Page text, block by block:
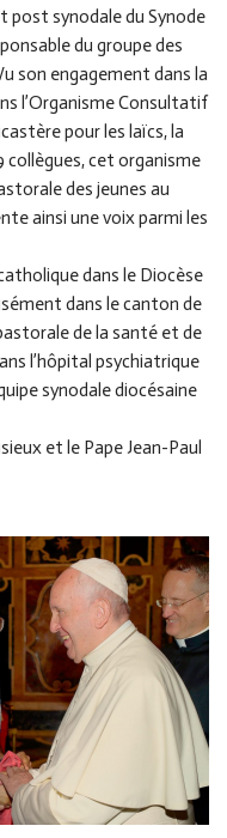
post synodale du Synode
du groupe des
son engagement dans la
l’Organisme Consultatif
pour les laïcs, la
collègues, cet organisme
des jeunes au
ainsi une voix parmi les
dans le Diocèse
dans le canton de
de la santé et de
l’hôpital psychiatrique
synodale diocésaine
et le Pape Jean-Paul